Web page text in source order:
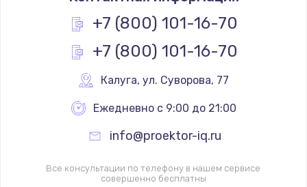
+7 (800) 101-16-70
+7 (800) 101-16-70
Калуга, ул. Суворова, 77
Ежедневно с 9:00 до 21:00
info@proektor-iq.ru
Все консультации по телефону в нашем сервисе
совершенно бесплатны